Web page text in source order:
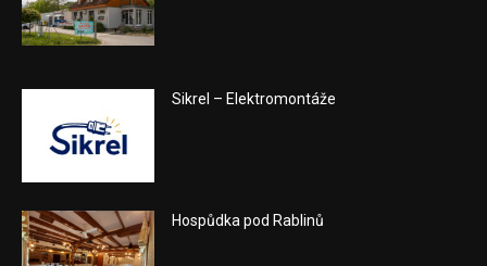
Sikrel – Elektromontáže
Hospůdka pod Rablinů